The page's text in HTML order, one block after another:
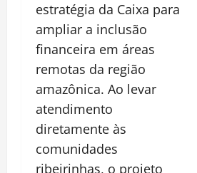
estratégia da Caixa para
ampliar a inclusão
financeira em áreas
remotas da região
amazônica. Ao levar
atendimento
diretamente às
comunidades
ribeirinhas, o projeto